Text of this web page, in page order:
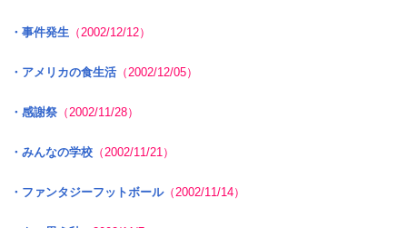
・事件発生（2002/12/12）
・アメリカの食生活（2002/12/05）
・感謝祭（2002/11/28）
・みんなの学校（2002/11/21）
・ファンタジーフットボール（2002/11/14）